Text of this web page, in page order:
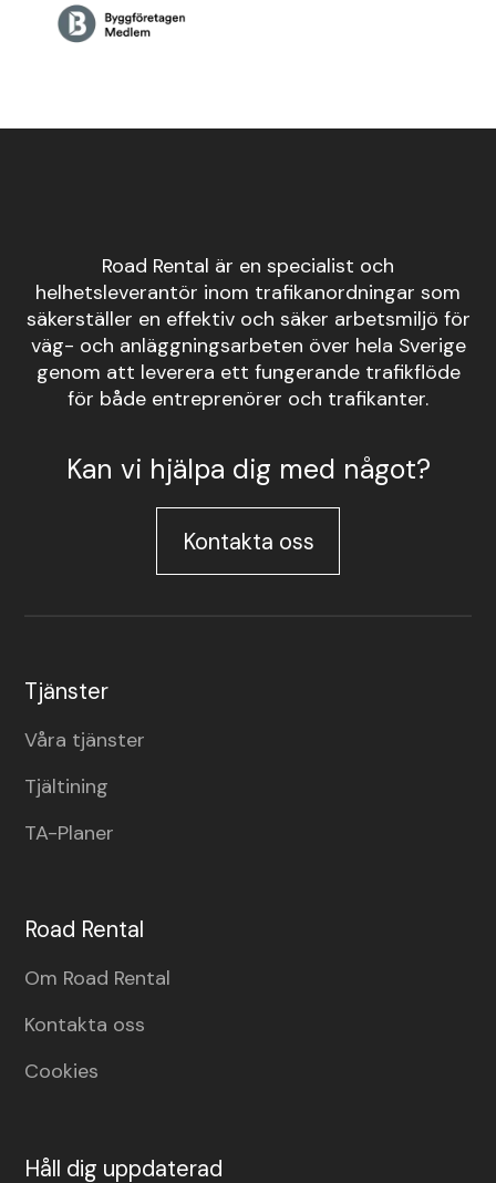
Road Rental är en specialist och
helhetsleverantör inom trafikanordningar som
säkerställer en effektiv och säker arbetsmiljö för
väg- och anläggningsarbeten över hela Sverige
genom att leverera ett fungerande trafikflöde
för både entreprenörer och trafikanter.
Kan vi hjälpa dig med något?
Kontakta oss
Tjänster
Våra tjänster
Tjältining
TA-Planer
Road Rental
Om Road Rental
Kontakta oss
Cookies
Håll dig uppdaterad